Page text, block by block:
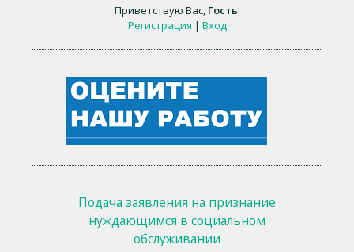
Приветствую Вас, Гость!
Регистрация | Вход
Подача заявления на признание
нуждающимся в социальном
обслуживании